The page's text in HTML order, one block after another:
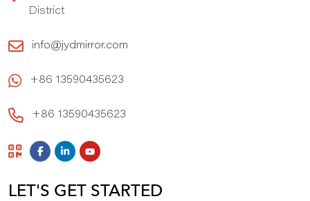
District
info@jydmirror.com
+86 13590435623
+86 13590435623
LET'S GET STARTED